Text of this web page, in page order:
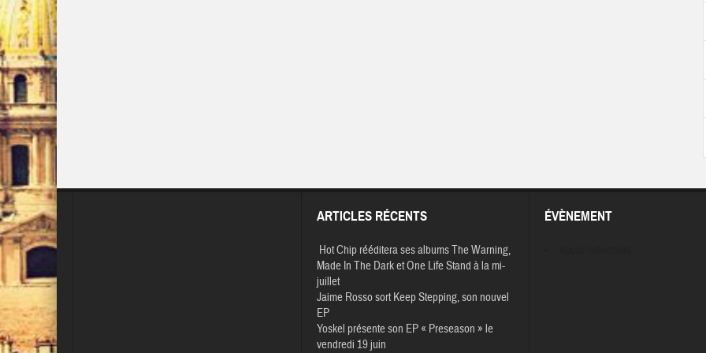
ARTICLES RÉCENTS
Hot Chip rééditera ses albums The Warning,
Made In The Dark et One Life Stand à la mi-
juillet
Jaime Rosso sort Keep Stepping, son nouvel
EP
Yoskel présente son EP « Preseason » le
vendredi 19 juin
ÉVÈNEMENT